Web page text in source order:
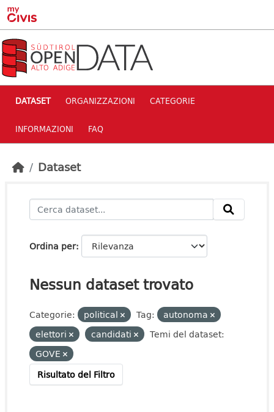
Skip to main content
DATASET ORGANIZZAZIONI CATEGORIE
INFORMAZIONI FAQ
Dataset
Ordina per
Nessun dataset trovato
Categorie: political Tag:
autonoma
elettori
candidati
Temi del dataset:
GOVE
Risultato del Filtro